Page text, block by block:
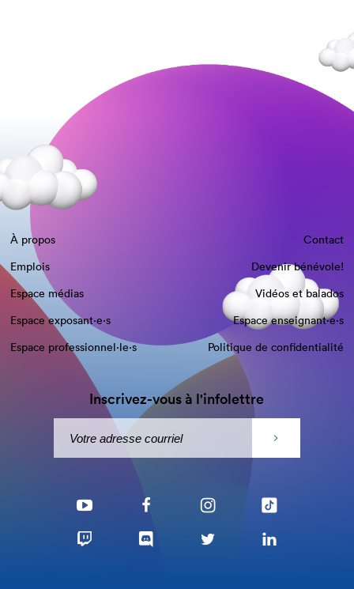
À propos
Contact
Emplois
Devenir bénévole!
Espace médias
Vidéos et balados
Espace exposant·e⋅s
Espace enseignant·e⋅s
Espace professionnel·le⋅s
Politique de confidentialité
Inscrivez-vous à l'infolettre